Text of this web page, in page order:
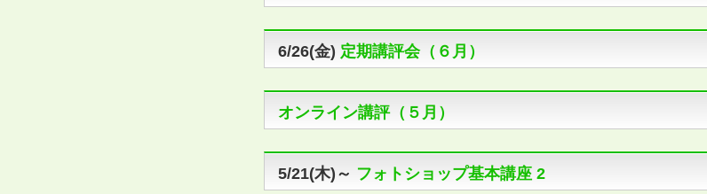
6/26(金) 定期講評会（６月）
オンライン講評（５月）
5/21(木)～ フォトショップ基本講座 2